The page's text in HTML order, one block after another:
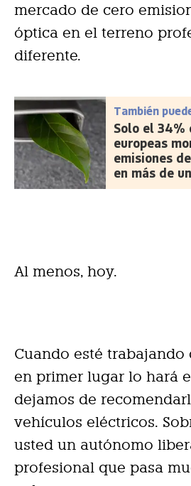
mercado de cero
óptica en el terreno
diferente.
También
Solo el
europeas
emisiones
en más de
Al menos, hoy.
Cuando esté trabajando
en primer lugar lo hará
dejamos de
vehículos eléctricos.
usted un autónomo
profesional que pasa